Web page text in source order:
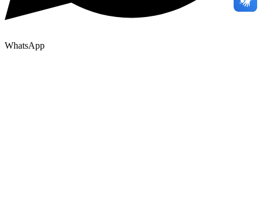
WhatsApp